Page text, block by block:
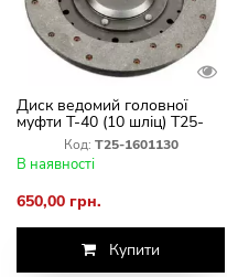
Диск ведомий головної
муфти Т-40 (10 шліц) Т25-
1601130Код: Т25-1601130
В наявності
650,00 грн.
Купити